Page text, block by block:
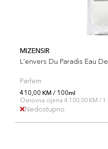
MIZENSIR
L'envers Du Paradis Eau
Parfem
410,00 KM / 100ml
Osnovna cijena 4.100,00 KM / 1 l
Nedostupno